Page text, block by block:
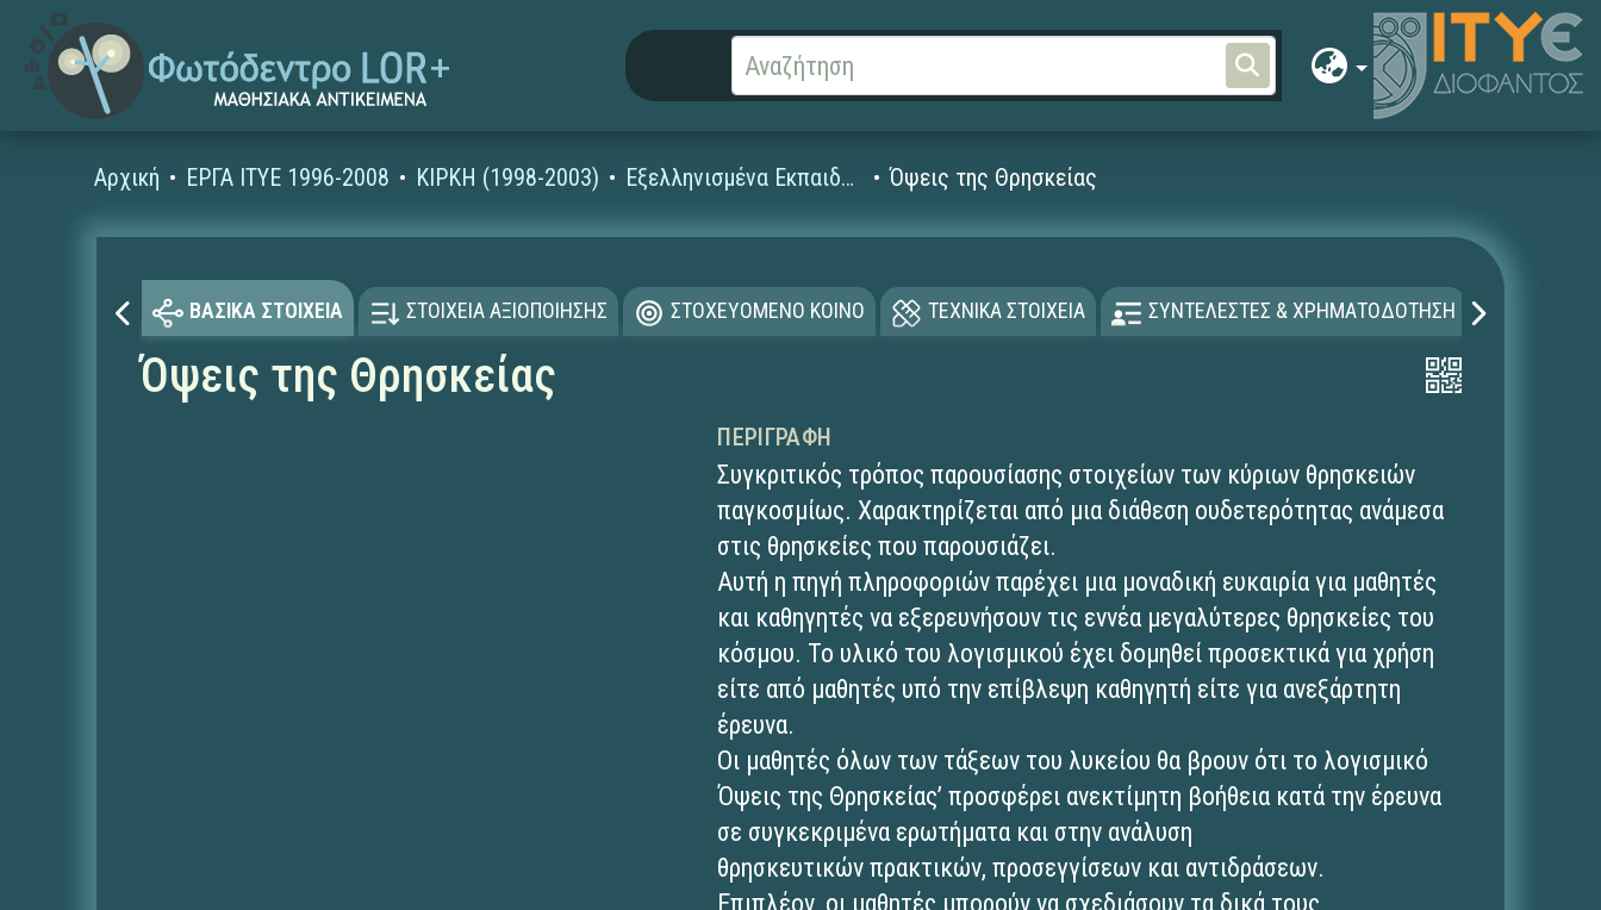
Αρχική ΕΡΓΑ ΙΤΥΕ 1996-2008 ΚΙΡΚΗ (1998-2003) Εξελληνισμένα Εκπαιδευτικά Λογισμικά Όψεις της Θρησκείας
ΒΑΣΙΚΑ ΣΤΟΙΧΕΙΑ ΣΤΟΙΧΕΙΑ ΑΞΙΟΠΟΙΗΣΗΣ ΣΤΟΧΕΥΟΜΕΝΟ ΚΟΙΝΟ ΤΕΧΝΙΚΑ ΣΤΟΙΧΕΙΑ ΣΥΝΤΕΛΕΣΤΕΣ & ΧΡΗΜΑΤΟΔΟΤΗΣΗ
Όψεις της Θρησκείας
ΠΕΡΙΓΡΑΦΉ
Συγκριτικός τρόπος παρουσίασης στοιχείων των κύριων θρησκειών
παγκοσμίως. Χαρακτηρίζεται από μια διάθεση ουδετερότητας ανάμεσα
στις θρησκείες που παρουσιάζει.
Αυτή η πηγή πληροφοριών παρέχει μια μοναδική ευκαιρία για μαθητές
και καθηγητές να εξερευνήσουν τις εννέα μεγαλύτερες θρησκείες του
κόσμου. Το υλικό του λογισμικού έχει δομηθεί προσεκτικά για χρήση
είτε από μαθητές υπό την επίβλεψη καθηγητή είτε για ανεξάρτητη
έρευνα.
Οι μαθητές όλων των τάξεων του λυκείου θα βρουν ότι το λογισμικό
Όψεις της Θρησκείας’ προσφέρει ανεκτίμητη βοήθεια κατά την έρευνα
σε συγκεκριμένα ερωτήματα και στην ανάλυση
θρησκευτικών πρακτικών, προσεγγίσεων και αντιδράσεων.
Επιπλέον, οι μαθητές μπορούν να σχεδιάσουν τα δικά τους